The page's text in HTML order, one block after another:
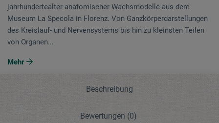
jahrhundertealter anatomischer Wachsmodelle aus dem
Museum La Specola in Florenz. Von Ganzkörperdarstellungen
des Kreislauf- und Nervensystems bis hin zu kleinsten Teilen
von Organen...
Mehr
Beschreibung
Bewertungen (0)